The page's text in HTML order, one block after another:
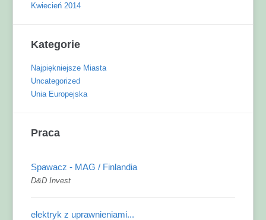
Kwiecień 2014
Kategorie
Najpiękniejsze Miasta
Uncategorized
Unia Europejska
Praca
Spawacz - MAG / Finlandia
D&D Invest
elektryk z uprawnieniami...